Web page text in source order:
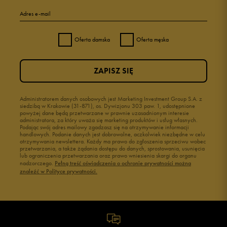
Adres e-mail
Oferta damska Oferta męska
Administratorem danych osobowych jest Marketing Investment Group S.A. z
siedzibą w Krakowie (31-871), os. Dywizjonu 303 paw. 1, udostępnione
powyżej dane będą przetwarzane w prawnie uzasadnionym interesie
administratora, za który uważa się marketing produktów i usług własnych.
Podając swój adres mailowy zgadzasz się na otrzymywanie informacji
handlowych. Podanie danych jest dobrowolne, aczkolwiek niezbędne w celu
otrzymywania newslettera. Każdy ma prawo do zgłoszenia sprzeciwu wobec
przetwarzania, a także żądania dostępu do danych, sprostowania, usunięcia
lub ograniczenia przetwarzania oraz prawo wniesienia skargi do organu
nadzorczego. Pełną treść oświadczenia o ochronie prywatności można
znaleźć w Polityce prywatności.
ZAPISZ SIĘ